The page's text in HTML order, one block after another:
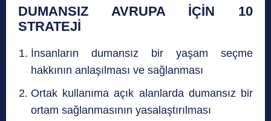
DUMANSIZ AVRUPA İÇİN 10
STRATEJİ
İnsanların dumansız bir yaşam seçme
hakkının anlaşılması ve sağlanması
Ortak kullanıma açık alanlarda dumansız bir
ortam sağlanmasının yasalaştırılması